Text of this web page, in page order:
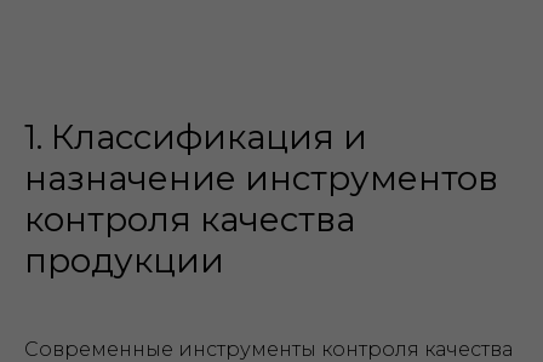
1. Классификация и
назначение инструментов
контроля качества
продукции
Современные инструменты контроля качества